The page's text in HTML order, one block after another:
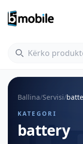
Kërko
Ballina/Servisi/
KATEGORI
battery